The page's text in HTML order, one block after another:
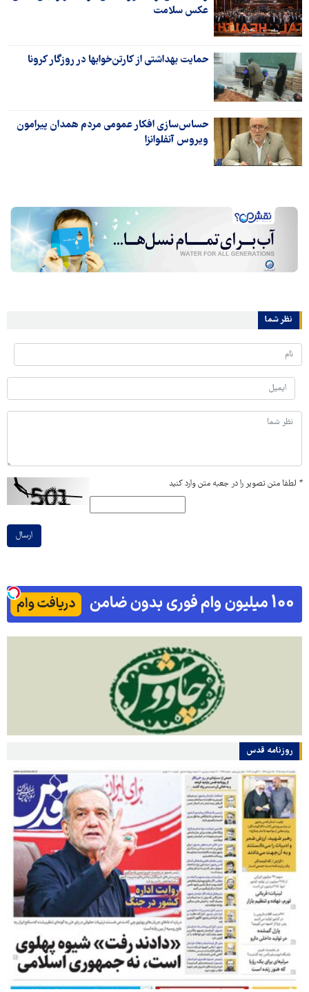
عکس سلامت
حمایت بهداشتی از کارتن‌خوابها در روزگار کرونا
حساس‌سازی افکار عمومی مردم همدان پیرامون
ویروس آنفلوانزا
نظر شما
* لطفا متن تصویر را در جعبه متن وارد کنید
ارسال
روزنامه قدس